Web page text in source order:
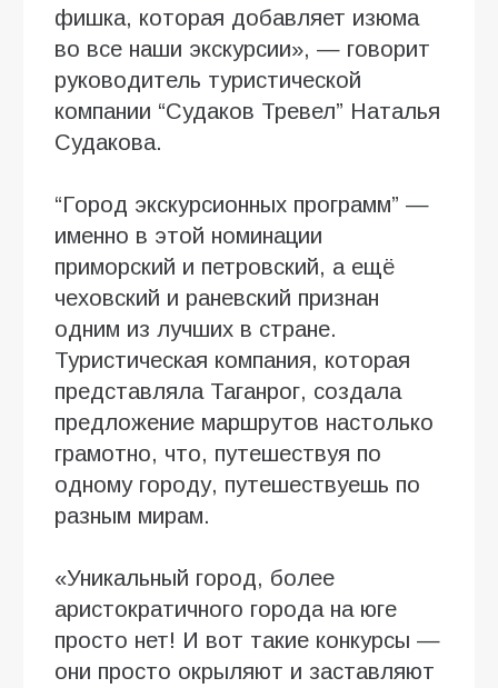
фишка, которая добавляет изюма
во все наши экскурсии», — говорит
руководитель туристической
компании “Судаков Тревел” Наталья
Судакова.
“Город экскурсионных программ” —
именно в этой номинации
приморский и петровский, а ещё
чеховский и раневский признан
одним из лучших в стране.
Туристическая компания, которая
представляла Таганрог, создала
предложение маршрутов настолько
грамотно, что, путешествуя по
одному городу, путешествуешь по
разным мирам.
«Уникальный город, более
аристократичного города на юге
просто нет! И вот такие конкурсы —
они просто окрыляют и заставляют